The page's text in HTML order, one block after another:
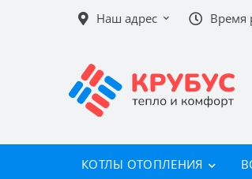
Наш адрес Время
КОТЛЫ ОТОПЛЕНИЯ